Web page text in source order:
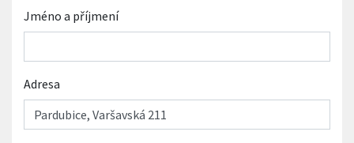
Jméno a příjmení
Adresa